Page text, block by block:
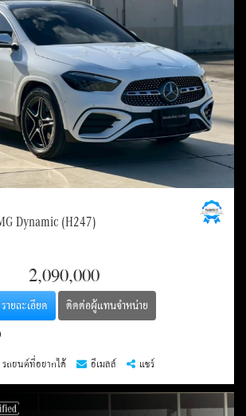
Dynamic (H247)
2,090,000
รายละเอียด ติดต่อผู้แทนจำหน่าย
รถยนต์ที่อยากได้ อีเมลล์ แชร์